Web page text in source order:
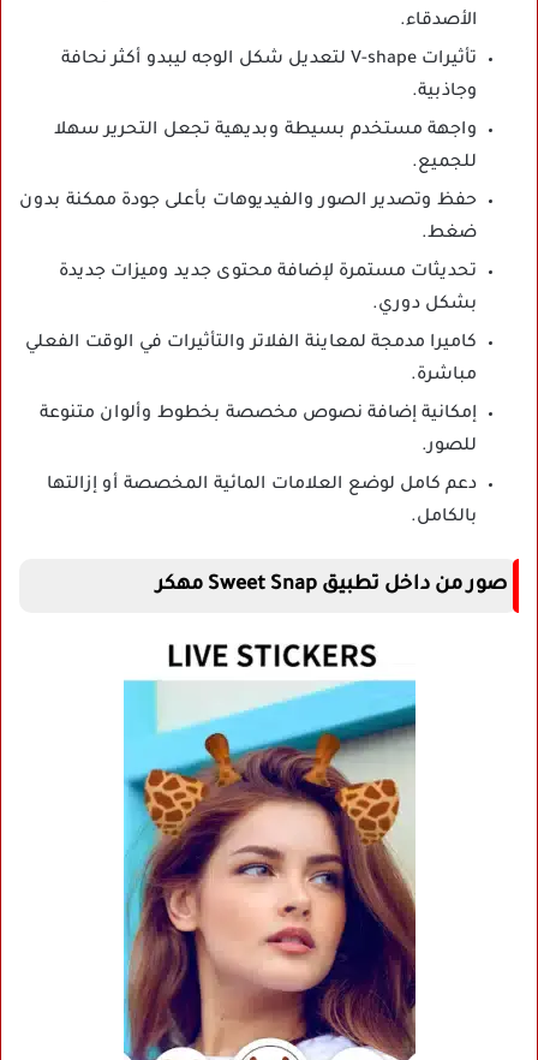
الأصدقاء.
تأثيرات V-shape لتعديل شكل الوجه ليبدو أكثر نحافة
وجاذبية.
واجهة مستخدم بسيطة وبديهية تجعل التحرير سهلا
للجميع.
حفظ وتصدير الصور والفيديوهات بأعلى جودة ممكنة بدون
ضغط.
تحديثات مستمرة لإضافة محتوى جديد وميزات جديدة
بشكل دوري.
كاميرا مدمجة لمعاينة الفلاتر والتأثيرات في الوقت الفعلي
مباشرة.
إمكانية إضافة نصوص مخصصة بخطوط وألوان متنوعة
للصور.
دعم كامل لوضع العلامات المائية المخصصة أو إزالتها
بالكامل.
صور من داخل تطبيق Sweet Snap مهكر